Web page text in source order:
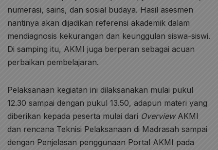
numerasi, sains, dan sosial budaya. Hasil asesmen
nantinya akan dijadikan referensi akademik dalam
mendiagnosis kekurangan dan keunggulan siswa-siswi.
Di samping itu, AKMI juga berperan sebagai acuan
perbaikan pembelajaran.
Pelaksanaan kegiatan ini dilaksanakan mulai pukul
12.30 sampai dengan pukul 13.50, adapun materi yang
diberikan kepada peserta mulai dari OverviewAKMI
dan rencana Teknisi Pelaksanaan di Madrasah sampai
dengan Penjelasan penggunaan Portal AKMI pada